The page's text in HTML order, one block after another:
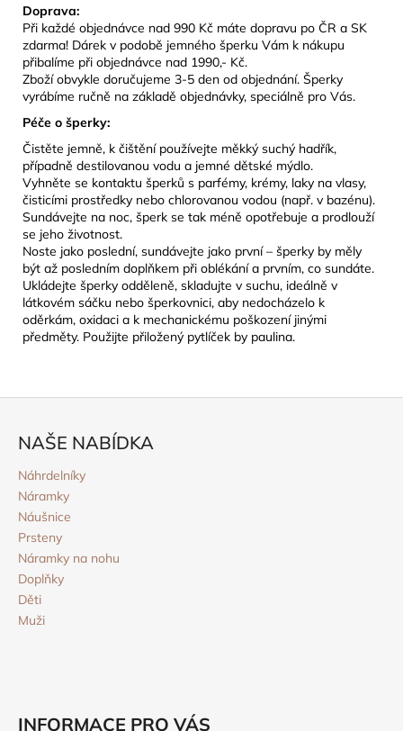
Doprava:
Při každé objednávce nad 990 Kč máte dopravu po ČR a SK
zdarma! Dárek v podobě jemného šperku Vám k nákupu
přibalíme při objednávce nad 1990,- Kč.
Zboží obvykle doručujeme 3-5 den od objednání. Šperky
vyrábíme ručně na základě objednávky, speciálně pro Vás.
Péče o šperky:
Čistěte jemně, k čištění používejte měkký suchý hadřík,
případně destilovanou vodu a jemné dětské mýdlo.
Vyhněte se kontaktu šperků s parfémy, krémy, laky na vlasy,
čisticími prostředky nebo chlorovanou vodou (např. v bazénu).
Sundávejte na noc, šperk se tak méně opotřebuje a prodlouží
se jeho životnost.
Noste jako poslední, sundávejte jako první – šperky by měly
být až posledním doplňkem při oblékání a prvním, co sundáte.
Ukládejte šperky odděleně, skladujte v suchu, ideálně v
látkovém sáčku nebo šperkovnici, aby nedocházelo k
oděrkám, oxidaci a k mechanickému poškození jinými
předměty. Použijte přiložený pytlíček by paulina.
NAŠE NABÍDKA
Náhrdelníky
Náramky
Náušnice
Prsteny
Náramky na nohu
Doplňky
Děti
Muži
INFORMACE PRO VÁS